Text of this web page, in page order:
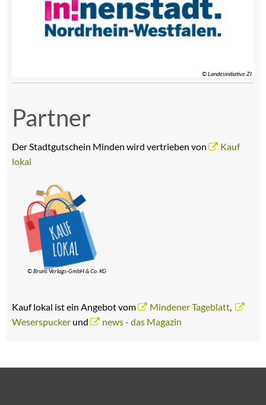
© Landesinitiative ZI
Partner
Der Stadtgutschein Minden wird vertrieben von
Kauf
lokal
© Bruns Verlags-GmbH & Co. KG
Kauf lokal ist ein Angebot vom Mindener Tageblatt,
Weserspucker und news - das Magazin